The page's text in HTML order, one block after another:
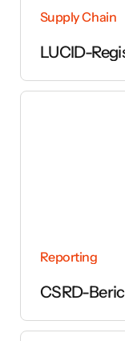
Supply Chain
LUCID-
Reporting
CSRD-